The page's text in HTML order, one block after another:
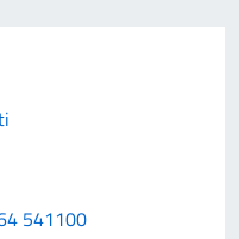
541100